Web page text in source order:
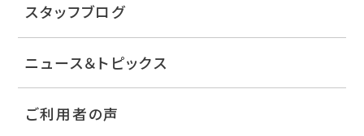
スタッフブログ
ニュース＆トピックス
ご利用者の声